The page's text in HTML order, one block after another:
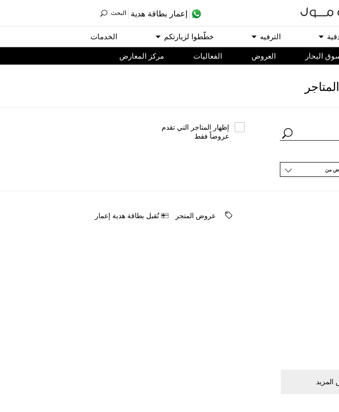
ﺇﻋﻤﺎﺭ ﺑﻄﺎﻗﺔ ﻫﺪﻳﺔ اﻟﺒﺤﺚ
اﻟﺘﺮﻓﻴﻪ ﺧﻄّﻄﻮا ﻟﺰﻳﺎﺭﺗﻜﻢ اﻟﺨﺪﻣﺎﺕ
البحار اﻟﻌﺮﻭﺽ اﻟﻔﻌﺎﻟﻴﺎﺕ مركز المعارض
ﺇﻇﻬﺎﺭ اﻟﻤﺘﺎﺟﺮ اﻟﺘﻲ ﺗﻘﺪﻡ
ﻋﺮﻭﺿﺎً ﻓﻘﻂ
ﻋﺮﻭﺽ اﻟﻤﺘﺠﺮ ﺗُﻘﺒﻞ ﺑﻄﺎﻗﺔ ﻫﺪﻳﺔ ﺇﻋﻤﺎﺭ